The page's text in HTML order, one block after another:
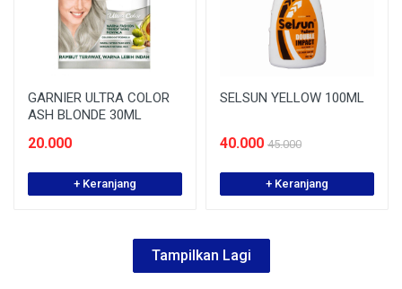
GARNIER ULTRA COLOR
ASH BLONDE 30ML
20.000
+ Keranjang
SELSUN YELLOW 100ML
40.000 45.000
+ Keranjang
Tampilkan Lagi